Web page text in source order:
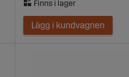
Lägg i kundvagnen